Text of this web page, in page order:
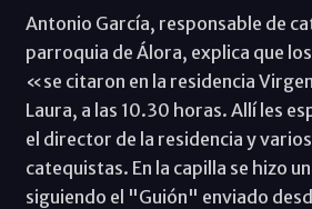
Antonio García, responsable de
parroquia de Álora, explica que
«se citaron en la residencia
Laura, a las 10.30 horas. Allí les
el director de la residencia y
catequistas. En la capilla se hizo
siguiendo el "Guión" enviado